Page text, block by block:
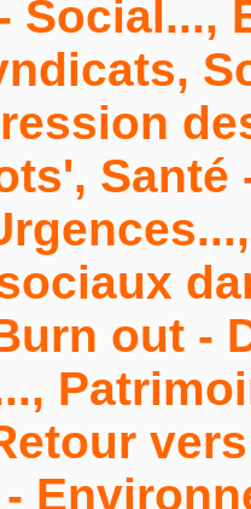
Social...,
Santé
out -